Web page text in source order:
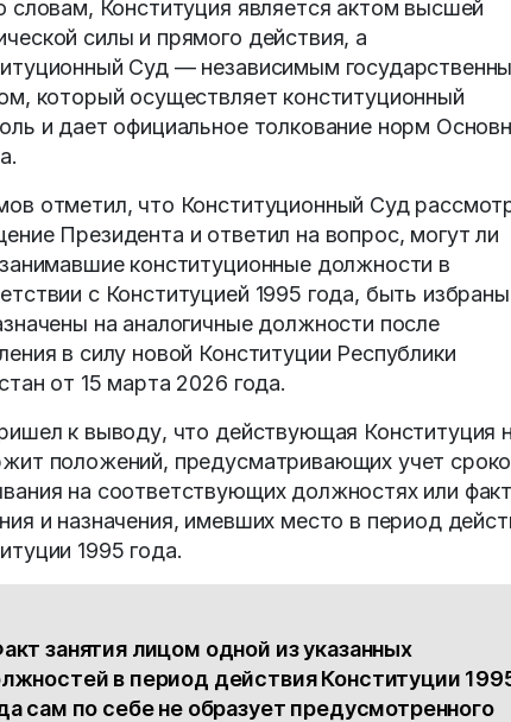
словам, Конституция является актом высшей
силы и прямого действия, а
Суд — независимым
который осуществляет конституционный
и дает официальное толкование норм
отметил, что Конституционный Суд
Президента и ответил на вопрос, могут ли
конституционные должности в
с Конституцией 1995 года, быть избраны
на аналогичные должности после
в силу новой Конституции Республики
от 15 марта 2026 года.
к выводу, что действующая Конституция
положений, предусматривающих учет
на соответствующих должностях или
и назначения, имевших место в период
1995 года.
занятия лицом одной из указанных
в период действия Конституции
сам по себе не образует предусмотренного